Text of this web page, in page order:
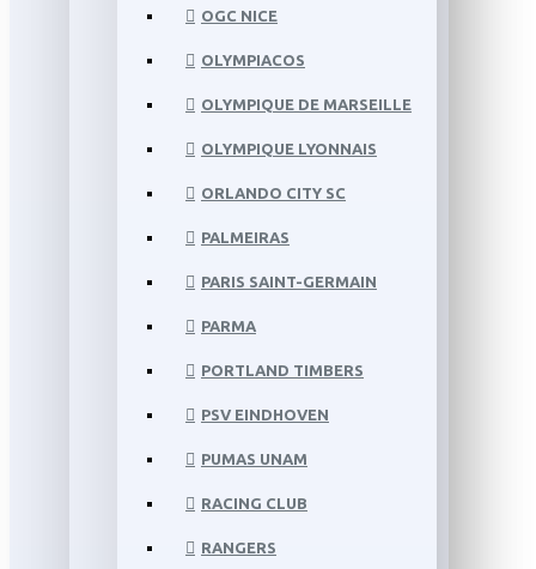
OGC NICE
OLYMPIACOS
OLYMPIQUE DE MARSEILLE
OLYMPIQUE LYONNAIS
ORLANDO CITY SC
PALMEIRAS
PARIS SAINT-GERMAIN
PARMA
PORTLAND TIMBERS
PSV EINDHOVEN
PUMAS UNAM
RACING CLUB
RANGERS